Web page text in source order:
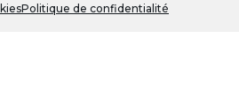
Politique de confidentialité
et illustrations